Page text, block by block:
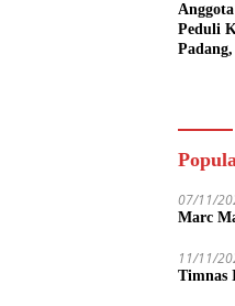
Peduli
07/11/
Marc
11/11/
Timnas